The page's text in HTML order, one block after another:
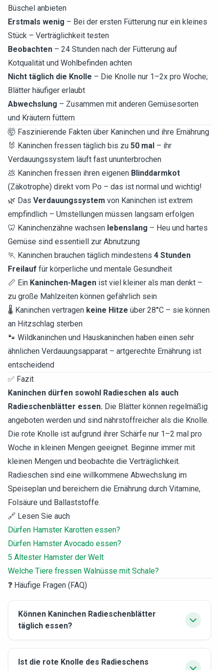
Büschel anbieten
Erstmals wenig – Bei der ersten Fütterung nur ein kleines
Stück – Verträglichkeit testen
Beobachten – 24 Stunden nach der Fütterung auf
Kotqualität und Wohlbefinden achten
Nicht täglich die Knolle – Die Knolle nur 1–2x pro Woche;
Blätter häufiger erlaubt
Abwechslung – Zusammen mit anderen Gemüsesorten
und Kräutern füttern
🤯 Faszinierende Fakten über Kaninchen und ihre Ernährung
🐰 Kaninchen fressen täglich bis zu 50 mal – ihr
Verdauungssystem läuft fast ununterbrochen
💩 Kaninchen fressen ihren eigenen Blinddarmkot
(Zäkotrophe) direkt vom Po – das ist normal und wichtig!
🌿 Das Verdauungssystem von Kaninchen ist extrem
empfindlich – Umstellungen müssen langsam erfolgen
🦷 Kaninchenzähne wachsen lebenslang – Heu und hartes
Gemüse sind essentiell zur Abnutzung
🏃 Kaninchen brauchen täglich mindestens 4 Stunden
Freilauf für körperliche und mentale Gesundheit
📏 Ein Kaninchen-Magen ist viel kleiner als man denkt –
zu große Mahlzeiten können gefährlich sein
🌡️ Kaninchen vertragen keine Hitze über 28°C – sie können
an Hitzschlag sterben
🐾 Wildkaninchen und Hauskaninchen haben einen sehr
ähnlichen Verdauungsapparat – artgerechte Ernährung ist
entscheidend
✅ Fazit
Kaninchen dürfen sowohl Radieschen als auch
Radieschenblätter essen. Die Blätter können regelmäßig
angeboten werden und sind nährstoffreicher als die Knolle.
Die rote Knolle ist aufgrund ihrer Schärfe nur 1–2 mal pro
Woche in kleinen Mengen geeignet. Beginne immer mit
kleinen Mengen und beobachte die Verträglichkeit.
Radieschen sind eine willkommene Abwechslung im
Speiseplan und bereichern die Ernährung durch Vitamine,
Folsäure und Ballaststoffe.
🔗 Lesen Sie auch
Dürfen Hamster Karotten essen?
Dürfen Hamster Avocado essen?
5 Ältester Hamster der Welt
Welche Tiere fressen Walnüsse mit Schale?
❓ Häufige Fragen (FAQ)
Können Kaninchen Radieschenblätter
täglich essen?
Ist die rote Knolle des Radieschens